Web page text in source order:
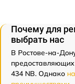
Почему для
выбрать нас
В Ростове-на-
предоставляющих
434 NB. Однако